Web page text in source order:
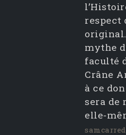
respect
mythe
faculté
Crâne
à ce
sera de
elle-